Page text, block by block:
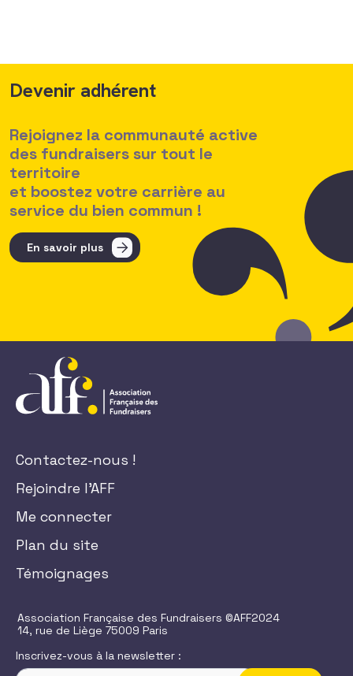
Devenir adhérent
Rejoignez la communauté active
des fundraisers sur tout le
territoire
et boostez votre carrière au
service du bien commun !
En savoir plus
Contactez-nous !
Rejoindre l'AFF
Me connecter
Plan du site
Témoignages
Association Française des Fundraisers ©AFF2024
14, rue de Liège 75009 Paris
Inscrivez-vous à la newsletter :